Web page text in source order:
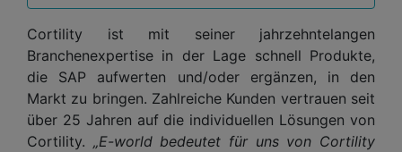
Cortility ist mit seiner jahrzehntelangen
Branchenexpertise in der Lage schnell Produkte,
die SAP aufwerten und/oder ergänzen, in den
Markt zu bringen. Zahlreiche Kunden vertrauen seit
über 25 Jahren auf die individuellen Lösungen von
Cortility. „E-world bedeutet für uns von Cortility